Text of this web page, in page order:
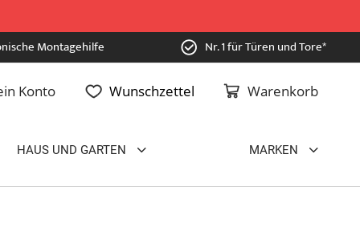
Montagehilfe Nr. 1 für Türen und Tore*
Warenkorb
Konto Wunschzettel
HAUS UND GARTEN MARKEN